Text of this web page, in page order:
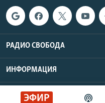
ЭФИР
РАДИО СВОБОДА
ИНФОРМАЦИЯ
Радио Свобода © 2026